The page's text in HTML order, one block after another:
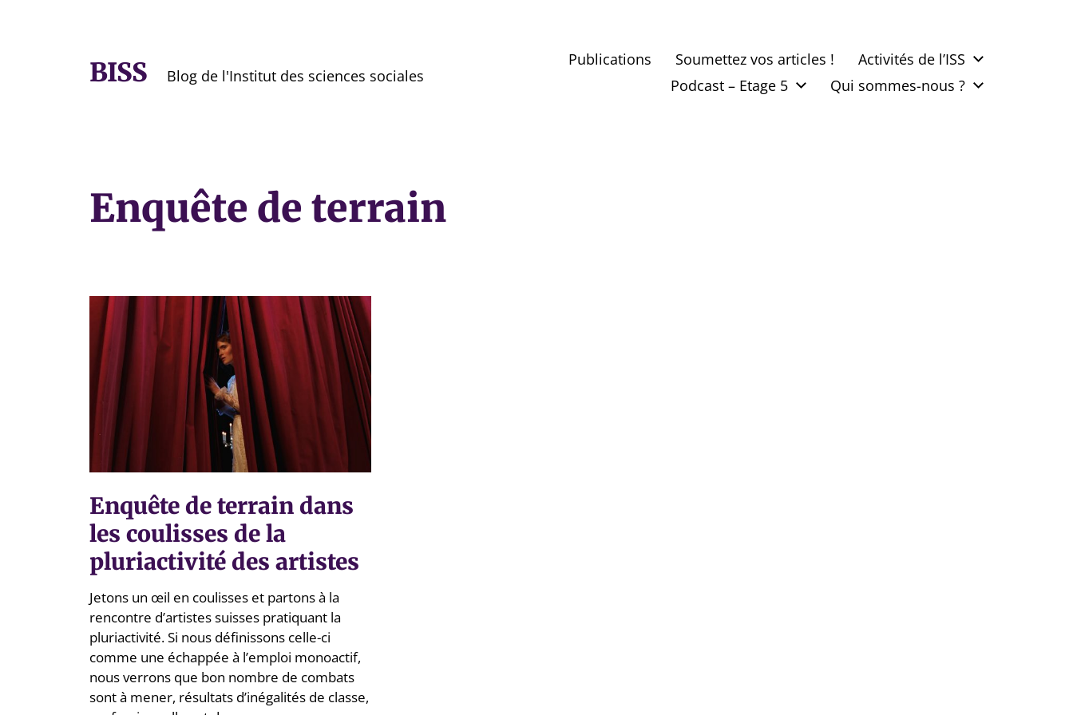
BISS Blog de l'Institut des sciences sociales
Publications Soumettez vos articles !
Activités de l’ISS
Podcast – Etage 5
Qui sommes-nous ?
Enquête de terrain dans
les coulisses de la
pluriactivité des artistes
Jetons un œil en coulisses et partons à la
rencontre d’artistes suisses pratiquant la
pluriactivité. Si nous définissons celle-ci
comme une échappée à l’emploi monoactif,
nous verrons que bon nombre de combats
sont à mener, résultats d’inégalités de classe,